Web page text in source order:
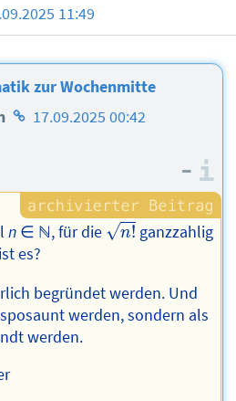
11:49
zur Wochenmitte
Homepage
17.09.2025 00:42
–
n ∈ ℕ, für die √n!
n!
ganzzahlig
es?
begründet werden. Und
werden, sondern als
werden.